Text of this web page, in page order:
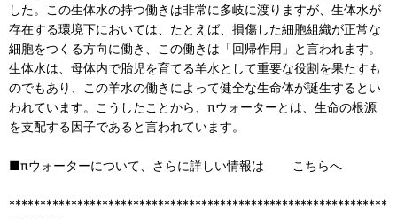
した。この生体水の持つ働きは非常に多岐に渡りますが、生体水が
存在する環境下においては、たとえば、損傷した細胞組織が正常な
細胞をつくる方向に働き、この働きは「回帰作用」と言われます。
生体水は、母体内で胎児を育てる羊水として重要な役割を果たすも
のでもあり、この羊水の働きによって健全な生命体が誕生するとい
われています。こうしたことから、πウォーターとは、生命の根源
を支配する因子であると言われています。
■πウォーターについて、さらに詳しい情報は こちらへ
*************************************************************